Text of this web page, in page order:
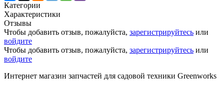
Категории
Характеристики
Отзывы
Чтобы добавить отзыв, пожалуйста, зарегистрируйтесь или
войдите
Чтобы добавить отзыв, пожалуйста, зарегистрируйтесь или
войдите
Интернет магазин запчастей для садовой техники Greenworks